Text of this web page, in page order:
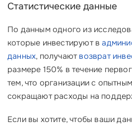
Статистические данные
По данным одного из
которые инвестируют в
данных, получаютвозврат
размере 150% в течение
тем, что организации с
сокращают расходы на
Если вы хотите, чтобы ваши